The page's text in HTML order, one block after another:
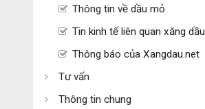
Thông tin về dầu mỏ
Tin kinh tế liên quan xăng dầu
Thông báo của Xangdau.net
Tư vấn
Thông tin chung